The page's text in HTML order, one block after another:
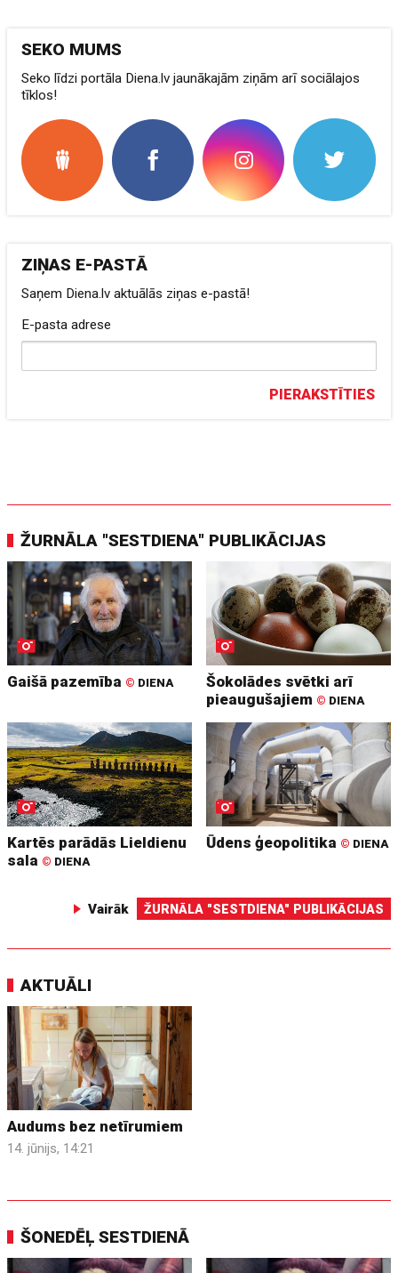
SEKO MUMS
Seko līdzi portāla Diena.lv jaunākajām ziņām arī sociālajos
tīklos!
ZIŅAS E-PASTĀ
Saņem Diena.lv aktuālās ziņas e-pastā!
E-pasta adrese
PIERAKSTĪTIES
ŽURNĀLA "SESTDIENA" PUBLIKĀCIJAS
Gaišā pazemība © DIENA
Šokolādes svētki arī
pieaugušajiem © DIENA
Kartēs parādās Lieldienu
sala © DIENA
Ūdens ģeopolitika © DIENA
Vairāk ŽURNĀLA "SESTDIENA" PUBLIKĀCIJAS
AKTUĀLI
Audums bez netīrumiem
14. jūnijs, 14:21
ŠONEDĒĻ SESTDIENĀ